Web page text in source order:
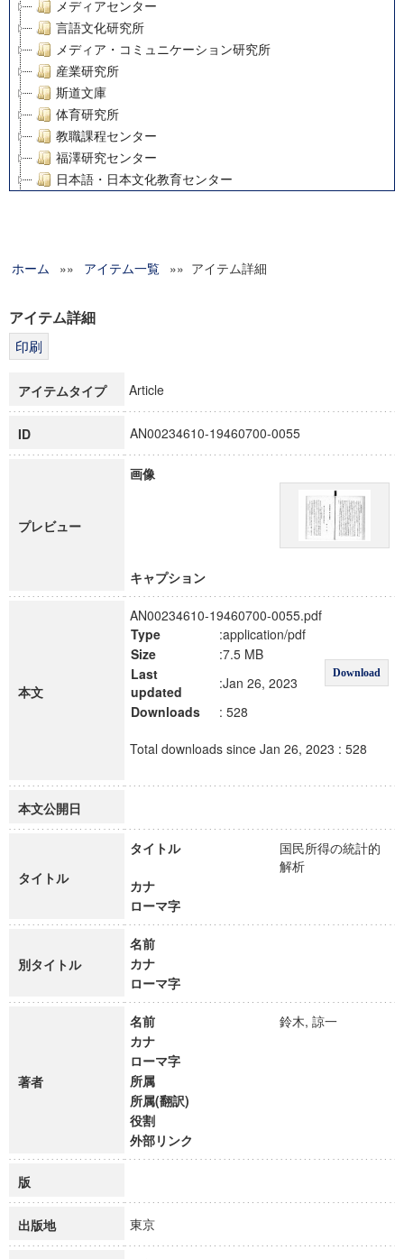
メディアセンター
言語文化研究所
メディア・コミュニケーション研究所
産業研究所
斯道文庫
体育研究所
教職課程センター
福澤研究センター
日本語・日本文化教育センター
グローバルリサーチインスティテュート
科学研究費補助金研究成果報告書
博士課程教育リーディングプログラム「超成熟社会発展のサ
ホーム »» アイテム一覧 »» アイテム詳細
アイテム詳細
アイテムタイプ Article
ID AN00234610-19460700-0055
プレビュー
画像
キャプション
本文
AN00234610-19460700-0055.pdf
Type
:application/pdf
Download
Size
:7.5 MB
Last
updated
:Jan 26, 2023
Downloads
: 528
Total downloads since Jan 26, 2023 : 528
本文公開日
タイトル
タイトル
国民所得の統計的
解析
カナ
ローマ字
別タイトル
名前
カナ
ローマ字
著者
名前
鈴木, 諒一
カナ
ローマ字
所属
所属(翻訳)
役割
外部リンク
版
出版地 東京